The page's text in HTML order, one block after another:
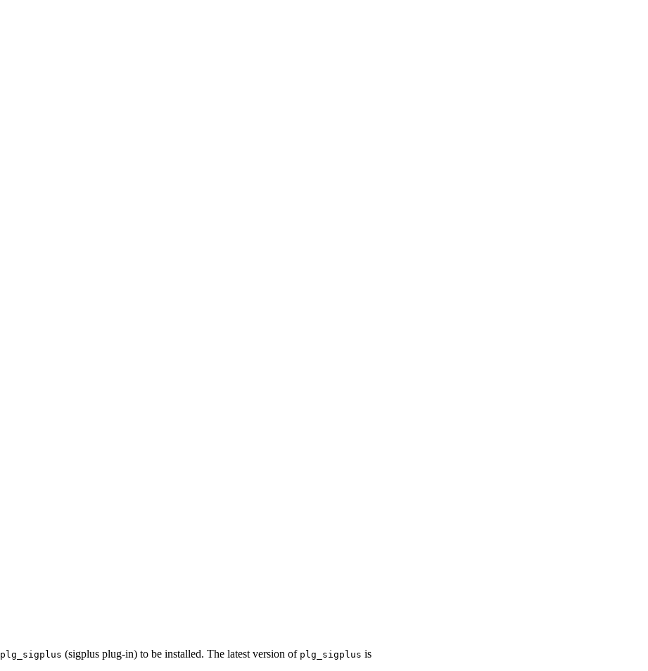
plg_sigplus (sigplus plug-in) to be installed. The latest version of plg_sigplus is